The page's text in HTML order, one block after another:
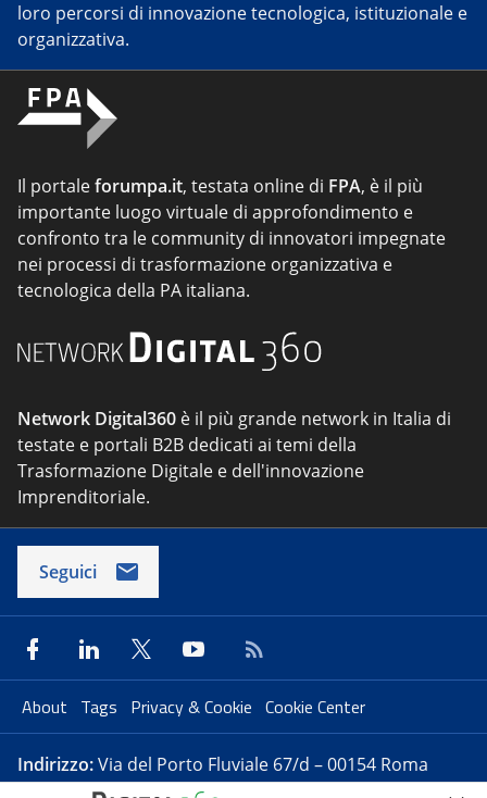
loro percorsi di innovazione tecnologica, istituzionale e
organizzativa.
Il portaleforumpa.it, testata online di FPA, è il più
importante luogo virtuale di approfondimento e
confronto tra le community di innovatori impegnate
nei processi di trasformazione organizzativa e
tecnologica della PA italiana.
Network Digital360 è il più grande network in Italia di
testate e portali B2B dedicati ai temi della
Trasformazione Digitale e dell'innovazione
Imprenditoriale.
Seguici
About Tags Privacy & Cookie Cookie Center
Indirizzo:Via del Porto Fluviale 67/d – 00154 Roma